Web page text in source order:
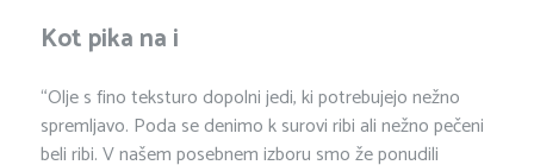
Kot pika na i
“Olje s fino teksturo dopolni jedi, ki potrebujejo nežno
spremljavo. Poda se denimo k surovi ribi ali nežno pečeni
beli ribi. V našem posebnem izboru smo že ponudili